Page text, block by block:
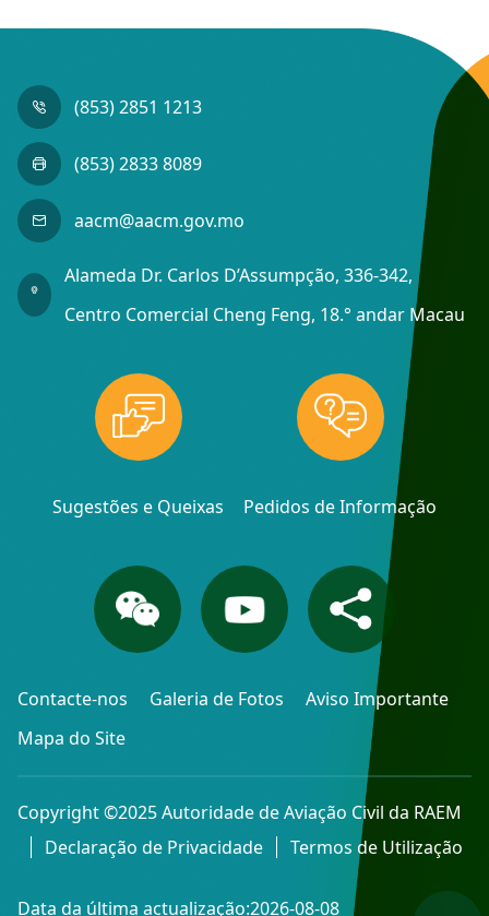
(853) 2851 1213
(853) 2833 8089
aacm@aacm.gov.mo
Alameda Dr. Carlos D’Assumpção, 336-342,
Centro Comercial Cheng Feng, 18.° andar Macau
Sugestões e Queixas Pedidos de Informação
Contacte-nos Galeria de Fotos
Aviso Importante
Mapa do Site
Copyright ©2025 Autoridade de Aviação Civil da RAEM
Declaração de Privacidade
Termos de Utilização
Data da última actualização:2026-08-08